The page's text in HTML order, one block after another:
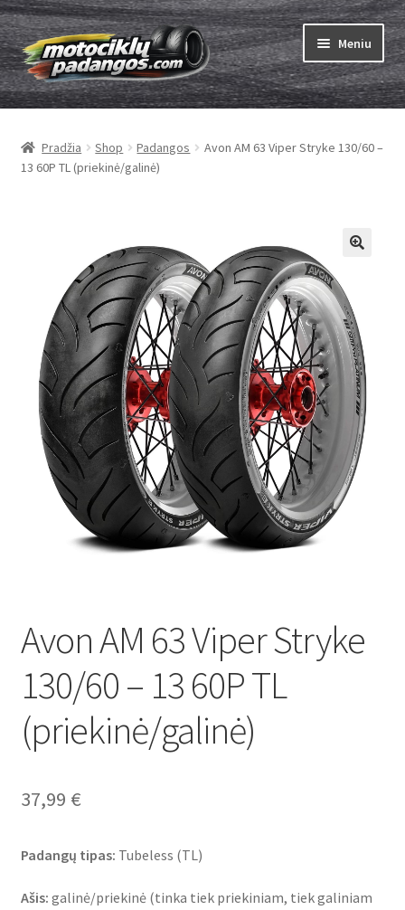
Pereiti
prie
meniu
Pereiti
prie
turinio
Meniu
Padangos
menu
Kameros
menu
Kaip užsisakyti
Brand
sub-
menu
Kontaktai
Pradžia Shop Padangos
Avon AM 63 Viper Stryke 130/60 –
13 60P TL (priekinė/galinė)
Avon AM 63 Viper Stryke
130/60 – 13 60P TL
(priekinė/galinė)
37,99 €
Padangų tipas: Tubeless (TL)
Ašis: galinė/priekinė (tinka tiek priekiniam, tiek galiniam